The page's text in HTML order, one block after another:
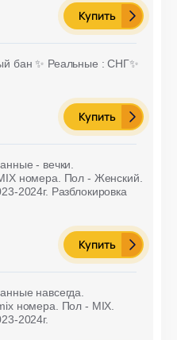
Купить
бан ✨ Реальные : СНГ✨
Купить
- вечки.
номера. Пол - Женский.
2024г. Разблокировка
Купить
навсегда.
номера. Пол - MIX.
2024г.